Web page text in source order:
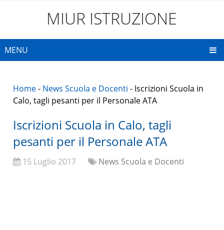
MIUR ISTRUZIONE
MENU
Home- News Scuola e Docenti - Iscrizioni Scuola in
Calo, tagli pesanti per il Personale ATA
Iscrizioni Scuola in Calo, tagli
pesanti per il Personale ATA
15 Luglio 2017 News Scuola e Docenti